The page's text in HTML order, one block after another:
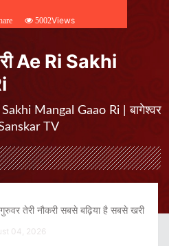
5002Views
Ae Ri Sakhi
Mangal Gaao Ri | बागेश्वर
TV
तेरी नौकरी सबसे बढ़िया है सबसे खरी
04, 2026